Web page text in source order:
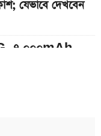
যেভাবে দেখবেন
৭,০০০mAh